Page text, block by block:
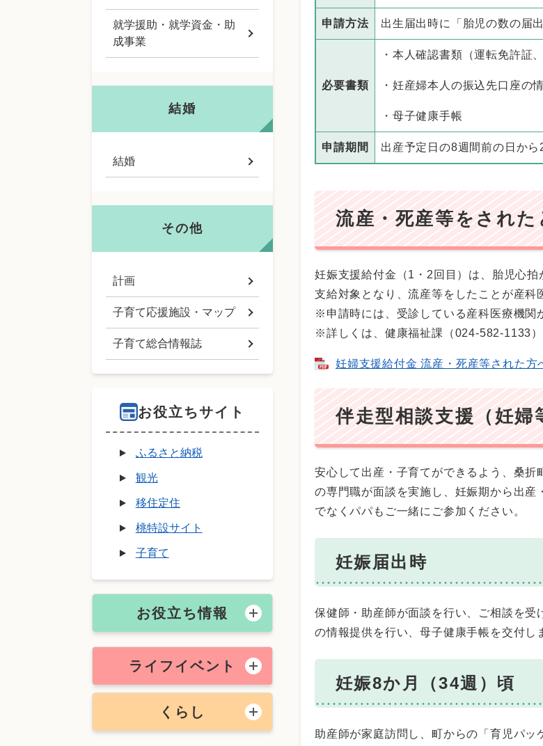
申請方法 出生届出時に「胎児の数の届
必要書類
・本人確認書類（運転免許証
・妊産婦本人の振込先口座の
・母子健康手帳
申請期間 出産予定日の8週間前の日か
流産・死産等をされた
妊娠支援給付金（1・2回目）は、胎児心
支給対象となり、流産等をしたことが産科
※申請時には、受診している産科医療機関
※詳しくは、健康福祉課（024-582-1133）
妊婦支援給付金 流産・死産等された
伴走型相談支援（妊婦
安心して出産・子育てができるよう、桑
の専門職が面談を実施し、妊娠期から出
でなくパパもご一緒にご参加ください。
妊娠届出時
保健師・助産師が面談を行い、ご相談を
の情報提供を行い、母子健康手帳を交付し
妊娠8か月（34週）頃
助産師が家庭訪問し、町からの「育児パ
就学援助・就学資金・助
成事業
結婚
結婚
その他
計画
子育て応援施設・マップ
子育て総合情報誌
お役立ちサイト
ふるさと納税
観光
移住定住
桃特設サイト
子育て
お役立ち情報
ライフイベント
くらし